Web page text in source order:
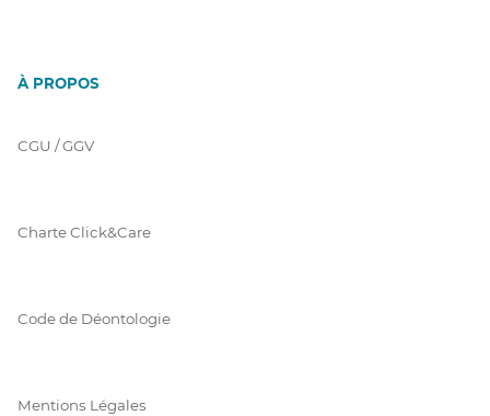
À PROPOS
CGU / GGV
Charte Click&Care
Code de Déontologie
Mentions Légales